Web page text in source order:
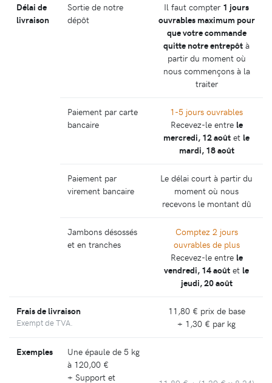
Délai de
livraison
Sortie de notre
dépôt
Il faut compter 1 jours
ouvrables maximum pour
que votre commande
quitte notre entrepôt à
partir du moment où
nous commençons à la
traiter
Paiement par carte
bancaire
1-5 jours ouvrables
Recevez-le entre le
mercredi, 12 août et le
mardi, 18 août
Paiement par
virement bancaire
Le délai court à partir du
moment où nous
recevons le montant dû
Jambons désossés
et en tranches
Comptez 2 jours
ouvrables de plus
Recevez-le entre le
vendredi, 14 août et le
jeudi, 20 août
Frais de livraison
Exempt de TVA.
11,80 € prix de base
+ 1,30 € par kg
Exemples
Une épaule de 5 kg
à 120,00 €
+ Support et